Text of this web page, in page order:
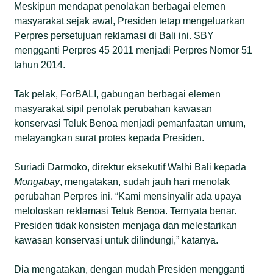
Meskipun mendapat penolakan berbagai elemen
masyarakat sejak awal, Presiden tetap mengeluarkan
Perpres persetujuan reklamasi di Bali ini. SBY
mengganti Perpres 45 2011 menjadi Perpres Nomor 51
tahun 2014.
Tak pelak, ForBALI, gabungan berbagai elemen
masyarakat sipil penolak perubahan kawasan
konservasi Teluk Benoa menjadi pemanfaatan umum,
melayangkan surat protes kepada Presiden.
Suriadi Darmoko, direktur eksekutif Walhi Bali kepada
Mongabay, mengatakan, sudah jauh hari menolak
perubahan Perpres ini. “Kami mensinyalir ada upaya
meloloskan reklamasi Teluk Benoa. Ternyata benar.
Presiden tidak konsisten menjaga dan melestarikan
kawasan konservasi untuk dilindungi,” katanya.
Dia mengatakan, dengan mudah Presiden mengganti